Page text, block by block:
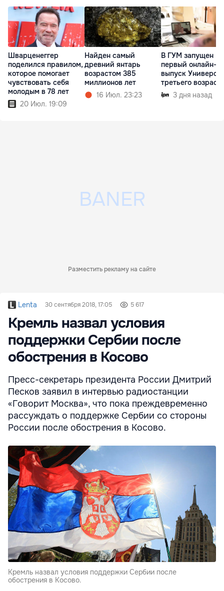
Шварценеггер
поделился правилом,
которое помогает
чувствовать себя
молодым в 78 лет
20 Июл. 19:09
Найден самый
древний янтарь
возрастом 385
миллионов лет
16 Июл. 23:23
В ГУМ запущен
первый онлайн-
выпуск
третьего
3 дня назад
Разместить рекламу на сайте
Lenta 30 сентября 2018, 17:05 5 617
Кремль назвал условия
поддержки Сербии после
обострения в Косово
Пресс-секретарь президента России Дмитрий
Песков заявил в интервью радиостанции
«Говорит Москва», что пока преждевременно
рассуждать о поддержке Сербии со стороны
России после обострения в Косово.
Кремль назвал условия поддержки Сербии после
обострения в Косово.